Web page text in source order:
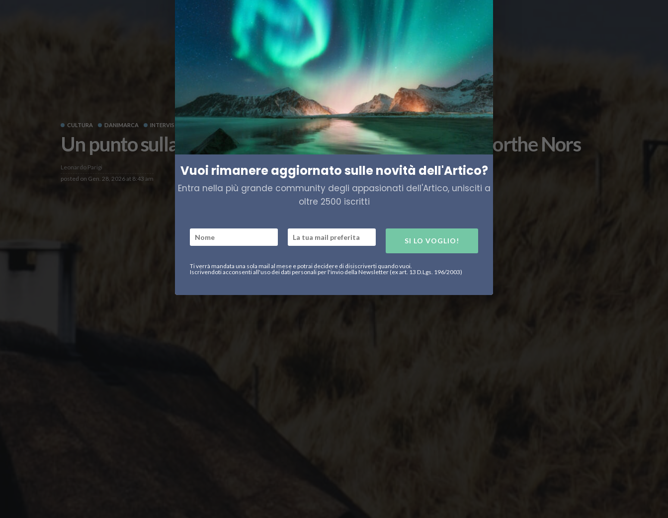
CULTURA DANIMARCA INTERVISTE
Un punto sulla linea. Un anno sul Mare del Nord con Dorthe Nors
Leonardo Parigi
posted on Gen. 28, 2026 at 8:43 am Vuoi rimanere aggiornato sulle novità dell'Artico?
Entra nella più grande community degli appasionati dell'Artico, unisciti a
oltre 2500 iscritti
SI LO VOGLIO!
Ti verrà mandata una sola mail al mese e potrai decidere di disiscriverti quando vuoi.
Iscrivendoti acconsenti all'uso dei dati personali per l'invio della Newsletter (ex art. 13 D.Lgs. 196/2003)